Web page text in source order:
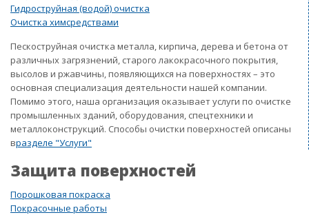
Гидроструйная (водой) очистка
Очистка химсредствами
Пескоструйная очистка металла, кирпича, дерева и бетона от
различных загрязнений, старого лакокрасочного покрытия,
высолов и ржавчины, появляющихся на поверхностях – это
основная специализация деятельности нашей компании.
Помимо этого, наша организация оказывает услуги по очистке
промышленных зданий, оборудования, спецтехники и
металлоконструкций. Способы очистки поверхностей описаны
вразделе "Услуги"
Защита поверхностей
Порошковая покраска
Покрасочные работы